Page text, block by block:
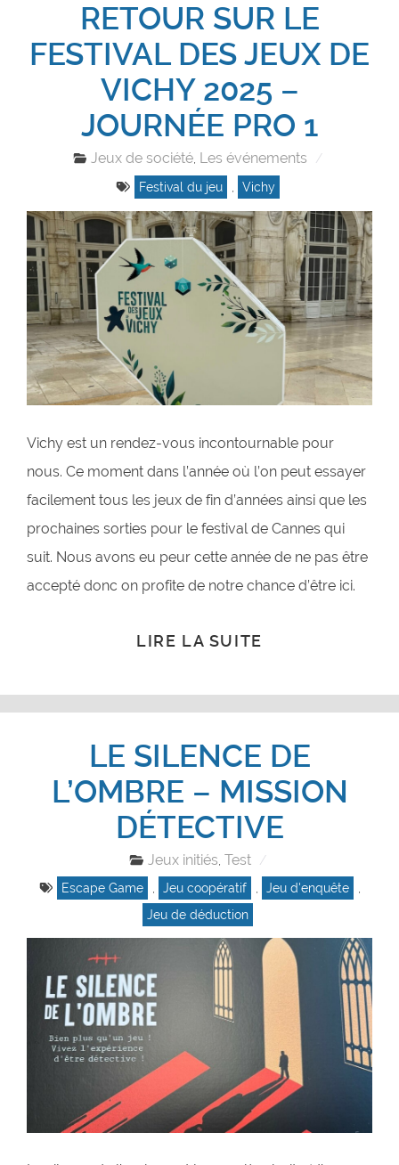
RETOUR SUR LE
FESTIVAL DES JEUX DE
VICHY 2025 –
JOURNÉE PRO 1
Jeux de société, Les événements
Festival du jeu , Vichy
Vichy est un rendez-vous incontournable pour
nous. Ce moment dans l’année où l’on peut essayer
facilement tous les jeux de fin d’années ainsi que les
prochaines sorties pour le festival de Cannes qui
suit. Nous avons eu peur cette année de ne pas être
accepté donc on profite de notre chance d’être ici.
LIRE LA SUITE
LE SILENCE DE
L’OMBRE – MISSION
DÉTECTIVE
Jeux initiés Test
Escape Game Jeu coopératif Jeu d'enquête
Jeu de déduction